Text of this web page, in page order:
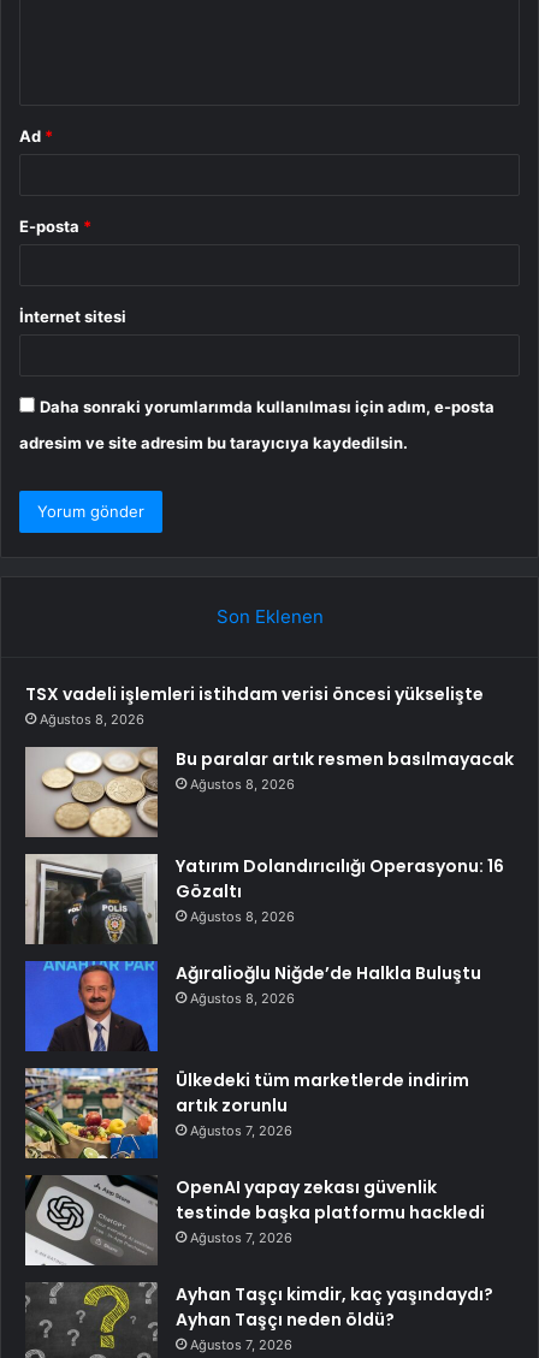
Ad *
E-posta *
İnternet sitesi
Daha sonraki yorumlarımda kullanılması için adım, e-posta
adresim ve site adresim bu tarayıcıya kaydedilsin.
Son Eklenen
TSX vadeli işlemleri istihdam verisi öncesi yükselişte
Ağustos 8, 2026
Bu paralar artık resmen basılmayacak
Ağustos 8, 2026
Yatırım Dolandırıcılığı Operasyonu: 16
Gözaltı
Ağustos 8, 2026
Ağıralioğlu Niğde’de Halkla Buluştu
Ağustos 8, 2026
Ülkedeki tüm marketlerde indirim
artık zorunlu
Ağustos 7, 2026
OpenAI yapay zekası güvenlik
testinde başka platformu hackledi
Ağustos 7, 2026
Ayhan Taşçı kimdir, kaç yaşındaydı?
Ayhan Taşçı neden öldü?
Ağustos 7, 2026